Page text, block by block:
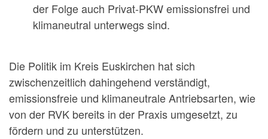
der Folge auch Privat-PKW emissionsfrei und
klimaneutral unterwegs sind.
Die Politik im Kreis Euskirchen hat sich
zwischenzeitlich dahingehend verständigt,
emissionsfreie und klimaneutrale Antriebsarten, wie
von der RVK bereits in der Praxis umgesetzt, zu
fördern und zu unterstützen.